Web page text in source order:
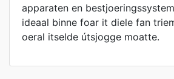
apparaten en
ideaal binne foar it diele fan
oeral itselde útsjogge moatte.